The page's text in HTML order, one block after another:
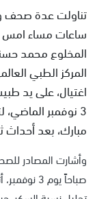
تناولت عدة صحف
ساعات مساء امس
المخلوع محمد
المركز الطبي
اغتيال، على يد
3 نوفمبر
مبارك، بعد أحداث ثورة 25 يناير
وأشارت المصادر
صباحاً